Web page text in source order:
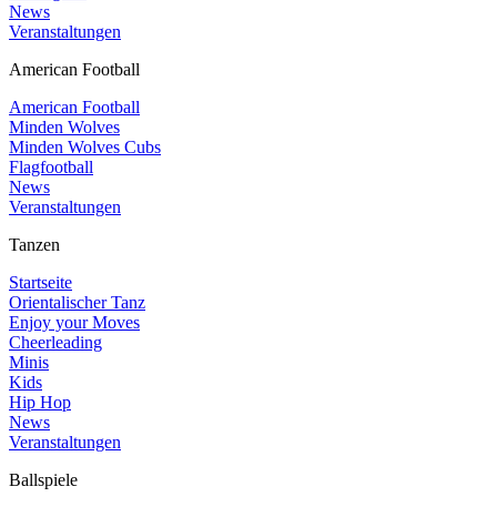
News
Veranstaltungen
American Football
American Football
Minden Wolves
Minden Wolves Cubs
Flagfootball
News
Veranstaltungen
Tanzen
Startseite
Orientalischer Tanz
Enjoy your Moves
Cheerleading
Minis
Kids
Hip Hop
News
Veranstaltungen
Ballspiele